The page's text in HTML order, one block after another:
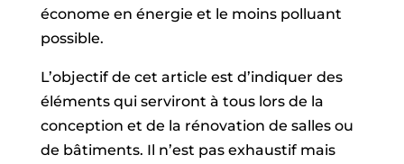
économe en énergie et le moins polluant
possible.
L’objectif de cet article est d’indiquer des
éléments qui serviront à tous lors de la
conception et de la rénovation de salles ou
de bâtiments. Il n’est pas exhaustif mais